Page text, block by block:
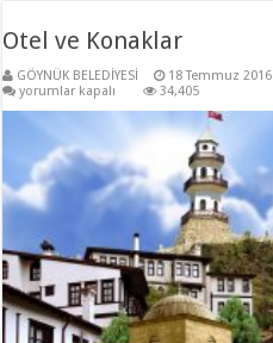
Otel ve Konaklar
GÖYNÜK BELEDİYESİ 18 Temmuz 2016
Otel
yorumlar kapalı 34,405